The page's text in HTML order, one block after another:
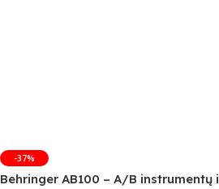
-37%
Behringer AB100 – A/B